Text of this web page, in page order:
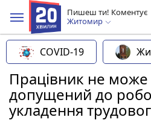
Пишеш ти! Коментує
Житомир
COVID-19
Працівник не може
допущений до
укладення